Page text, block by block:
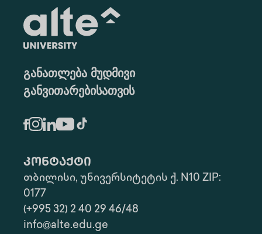
განათლება მუდმივი
განვითარებისათვის
კონტაქტი
თბილისი, უნივერსიტეტის ქ. N10 ZIP:
0177
(+995 32) 2 40 29 46/48
info@alte.edu.ge